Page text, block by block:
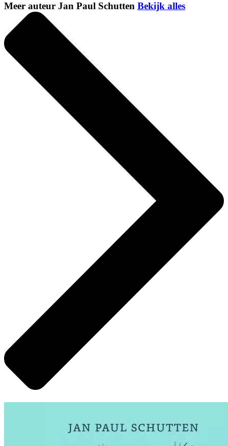
Meer auteur Jan Paul Schutten Bekijk alles